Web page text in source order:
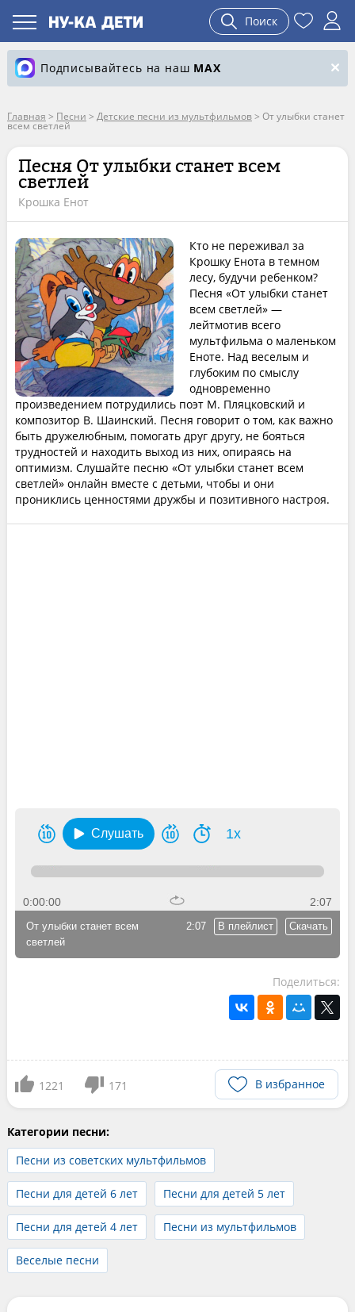
Поиск
Подписывайтесь на наш MAX
Главная > Песни > Детские песни из мультфильмов> От улыбки станет
всем светлей
Песня От улыбки станет всем
светлей
Крошка Енот
Кто не переживал за
Крошку Енота в темном
лесу, будучи ребенком?
Песня «От улыбки станет
всем светлей» —
лейтмотив всего
мультфильма о маленьком
Еноте. Над веселым и
глубоким по смыслу
одновременно
произведением потрудились поэт М. Пляцковский и
композитор В. Шаинский. Песня говорит о том, как важно
быть дружелюбным, помогать друг другу, не бояться
трудностей и находить выход из них, опираясь на
оптимизм. Слушайте песню «От улыбки станет всем
светлей» онлайн вместе с детьми, чтобы и они
прониклись ценностями дружбы и позитивного настроя.
Слушать 1x
0:00:00 2:07
2:07 В плейлист Скачать
От улыбки станет всем
светлей
Поделиться:
1221 171 В избранное
Категории песни:
Песни из советских мультфильмов
Песни для детей 6 лет Песни для детей 5 лет
Песни для детей 4 лет Песни из мультфильмов
Веселые песни